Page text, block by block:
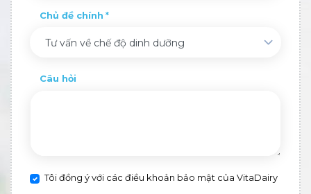
Chủ đề chính
Tư vấn về chế độ dinh dưỡng
Câu hỏi
Tôi đồng ý với các điều khoản bảo mật của VitaDairy